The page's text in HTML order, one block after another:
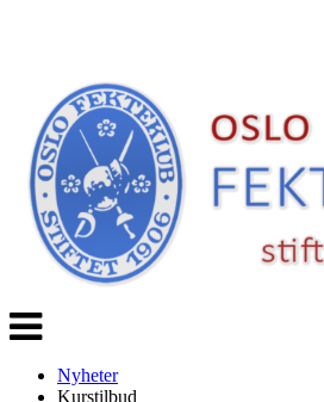
Veksle
navigasjon
Nyheter
Kurstilbud